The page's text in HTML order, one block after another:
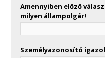
Amennyiben előző
milyen állampolgár!
Személyazonosító